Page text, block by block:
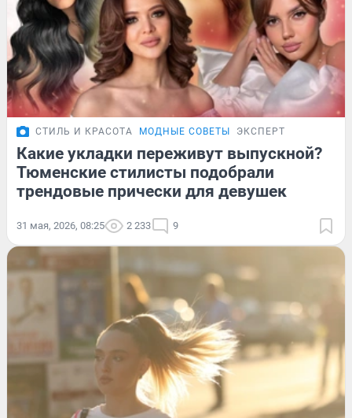
СТИЛЬ И КРАСОТА МОДНЫЕ СОВЕТЫ ЭКСПЕРТ
Какие укладки переживут выпускной?
Тюменские стилисты подобрали
трендовые прически для девушек
31 мая, 2026, 08:25 2 233 9